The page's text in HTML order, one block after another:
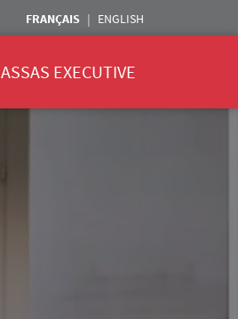
FRANÇAIS ENGLISH
ASSAS EXECUTIVE